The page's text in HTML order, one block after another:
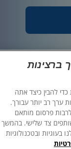
כיצד אתה
רב יותר עבורך.
פרסום מותאם
צד שלישי. בהמשך
ובטכנולוגיות